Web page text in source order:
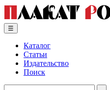
Skip
content
☰
Каталог
Статьи
Издательство
Поиск